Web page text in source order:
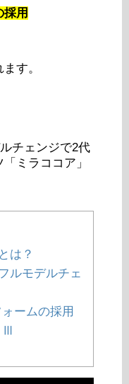
採用
す。
チェンジで2代
ミラココア」
は？
ルモデルチェ
ームの採用